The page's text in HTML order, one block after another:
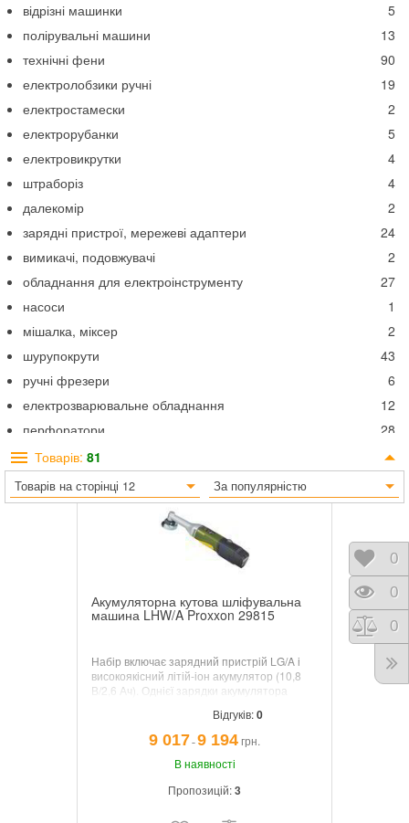
5
відрізні машинки
13
полірувальні машини
90
технічні фени
19
електролобзики ручні
2
електростамески
5
електрорубанки
4
електровикрутки
4
штраборіз
2
далекомір
24
зарядні пристрої, мережеві адаптери
2
вимикачі, подовжувачі
27
обладнання для електроінструменту
1
насоси
2
мішалка, міксер
43
шурупокрути
6
ручні фрезери
12
електрозварювальне обладнання
28
перфоратори
6
ножиці по металу
дрилі
7
дискові пили
13
5
11
13
Товарів: 81
Товарів на сторінці 12 За популярністю
Акумуляторна кутова шліфувальна
машина LHW/A Proxxon 29815
Набір включає зарядний пристрій LG/A і
високоякісний літій-іон акумулятор (10,8
В/2,6 Ач). Однієї зарядки акумулятора
максимальній потужності.Відгуків:0
9 017¯9 194грн.
В наявності
Пропозицій:3
0
0
0